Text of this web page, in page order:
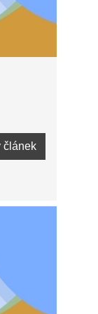
článek